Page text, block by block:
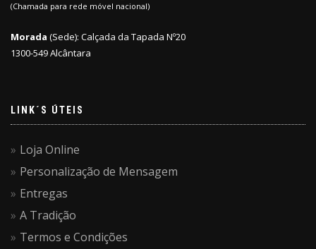
(Chamada para rede móvel nacional)
Morada (Sede): Calçada da Tapada Nº20
1300-549 Alcântara
LINK´S ÚTEIS
Loja Online
Personalização de Mensagem
Entregas
A Tradição
Termos e Condições